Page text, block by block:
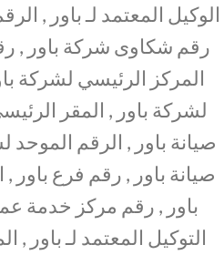
الوكيل المعتمد لـ باور ,
رقم شكاوى شركة باور ,
المركز الرئيسي لشركة
لشركة باور , المقر
صيانة باور , الرقم
صيانة باور , رقم فرع
باور , رقم مركز خدمة
التوكيل المعتمد لـ باور ,